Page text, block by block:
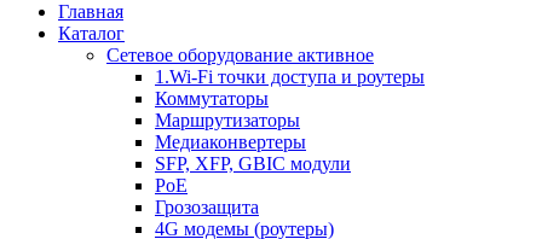
Главная
Каталог
Сетевое оборудование активное
1.Wi-Fi точки доступа и роутеры
Коммутаторы
Маршрутизаторы
Медиаконвертеры
SFP, XFP, GBIC модули
PoE
Грозозащита
4G модемы (роутеры)